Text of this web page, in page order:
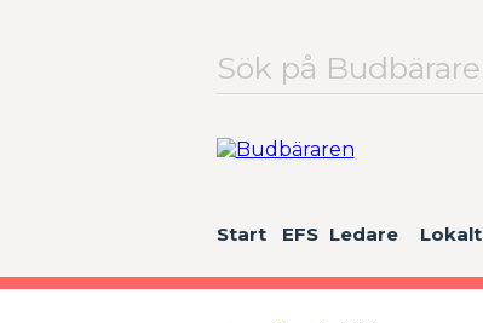
Sök
efter:
Start EFS Ledare Lokalt